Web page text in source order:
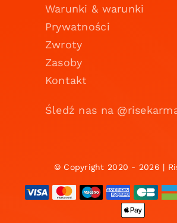
Warunki & warunki
Prywatności
Zwroty
Zasoby
Kontakt
Śledź nas na
© Copyright 2020 - 2026 |